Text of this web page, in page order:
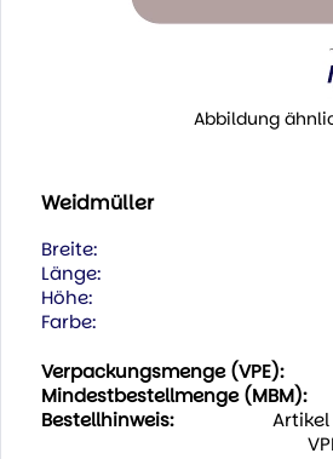
Abbildung
Weidmüller
Breite:
Länge:
Höhe:
Farbe:
Verpackungsmenge (VPE):
Mindestbestellmenge (MBM):
Bestellhinweis: